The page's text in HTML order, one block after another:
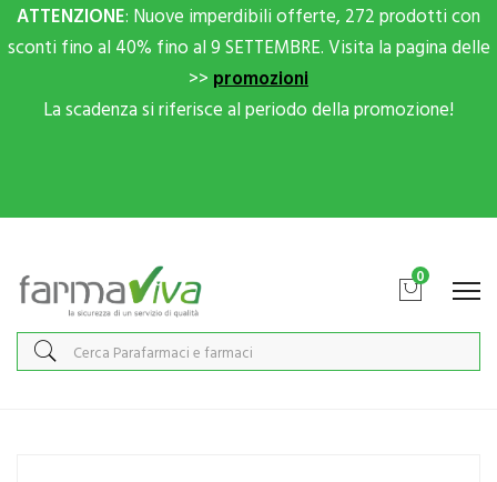
ATTENZIONE: Nuove imperdibili offerte, 272 prodotti con
sconti fino al 40% fino al 9 SETTEMBRE. Visita la pagina delle
>> promozioni
La scadenza si riferisce al periodo della promozione!
0